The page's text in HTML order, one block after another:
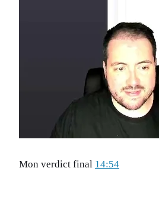
Mon verdict final 14:54